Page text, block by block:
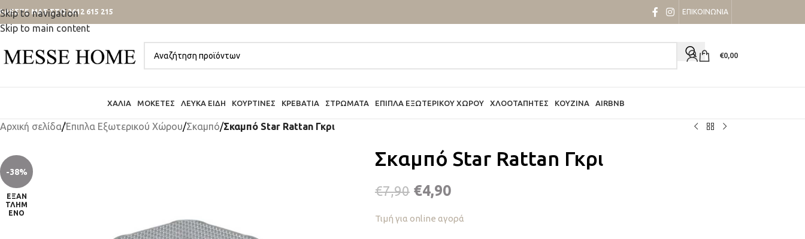
Skip to navigation
Skip to main content
ΜΑΣ ΣΤΟ 2612 615 215 ΕΠΙΚΟΙΝΩΝΙΑ
€0,00
ΧΑΛΙΆ ΜΟΚΈΤΕΣ ΛΕΥΚΆ ΕΊΔΗ ΚΟΥΡΤΊΝΕΣ ΚΡΕΒΆΤΙΑ ΣΤΡΏΜΑΤΑ ΈΠΙΠΛΑ ΕΞΩΤΕΡΙΚΟΎ ΧΏΡΟΥ ΧΛΟΟΤΆΠΗΤΕΣ ΚΟΥΖΊΝΑ AIRBNB
Αρχική σελίδα/Έπιπλα Εξωτερικού Χώρου/Σκαμπό/Σκαμπό Star Rattan Γκρι
-38%
ΕΞΑΝ
ΤΛΗΜ
ΈΝΟ
Σκαμπό Star Rattan Γκρι
€7,90 €4,90
Τιμή για online αγορά